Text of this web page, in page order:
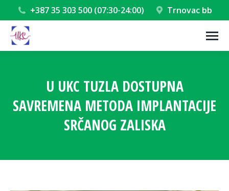
+387 35 303 500 (07:30-24:00) Trnovac bb
U UKC TUZLA DOSTUPNA
SAVREMENA METODA IMPLANTACIJE
SRČANOG ZALISKA